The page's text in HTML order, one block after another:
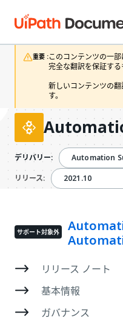
重要 :このコンテンツの一
完全な翻訳を保証する
新しいコンテンツの
す。
デリバリー:
Automation
リリース:2021.102021.10
サポート対象外
リリース ノート
基本情報
ガバナンス